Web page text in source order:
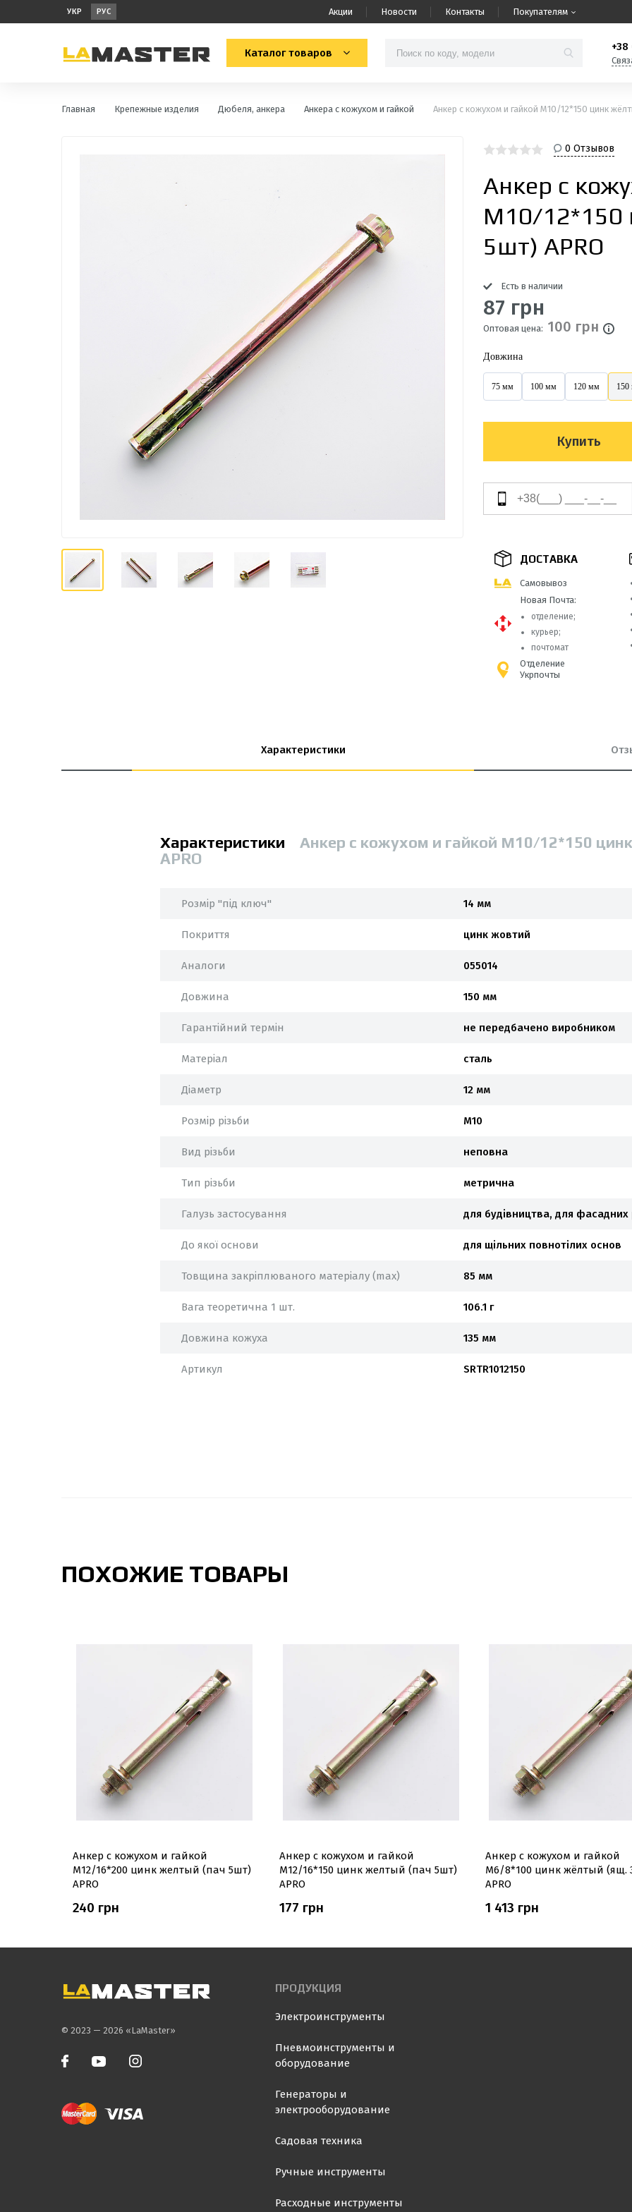
УКР РУС Акции Новости Контакты Покупателям
Каталог товаров
+38
Главная Крепежные изделия Дюбеля, анкера Анкера с кожухом и гайкой Анкер с кожухом и гайкой М10/12*150 цинк
0 Отзывов
Анкер с
М10/12*150
5шт) APRO
Есть в наличии
87 грн
Оптовая цена: 100 грн
Довжина
75 мм 100 мм 120 мм
Купить
ДОСТАВКА
Самовывоз
Новая Почта:
отделение;
курьер;
почтомат
Отделение
Укрпочты
Характеристики
Характеристики
Анкер с кожухом и гайкой М10/12*150
APRO
Розмір "під ключ" 14 мм
Покриття цинк жовтий
Аналоги 055014
Довжина 150 мм
Гарантійний термін не передбачено виробником
Матеріал сталь
Діаметр 12 мм
Розмір різьби М10
Вид різьби неповна
Тип різьби метрична
Галузь застосування для будівництва, для фасадних
До якої основи для щільних повнотілих основ
Товщина закріплюваного матеріалу (max) 85 мм
Вага теоретична 1 шт. 106.1 г
Довжина кожуха 135 мм
Артикул SRTR1012150
ПОХОЖИЕ ТОВАРЫ
Анкер с кожухом и гайкой
М12/16*200 цинк желтый (пач 5шт)
APRO
240 грн
Анкер с кожухом и гайкой
М12/16*150 цинк желтый (пач 5шт)
APRO
177 грн
Анкер с кожухом и гайкой
М6/8*100 цинк жёлтый (ящ.
APRO
1 413 грн
© 2023 — 2026 «LaMaster»
ПРОДУКЦИЯ
Электроинструменты
Пневмоинструменты и
оборудование
Генераторы и
электрооборудование
Садовая техника
Ручные инструменты
Расходные инструменты